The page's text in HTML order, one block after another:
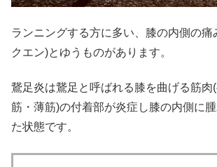
ランニングする方に多い、膝の内側の痛
クエン)とゆうものがあります。
鵞足炎は鵞足と呼ばれる膝を曲げる筋肉
筋・薄筋)の付着部が炎症し膝の内側に
た状態です。